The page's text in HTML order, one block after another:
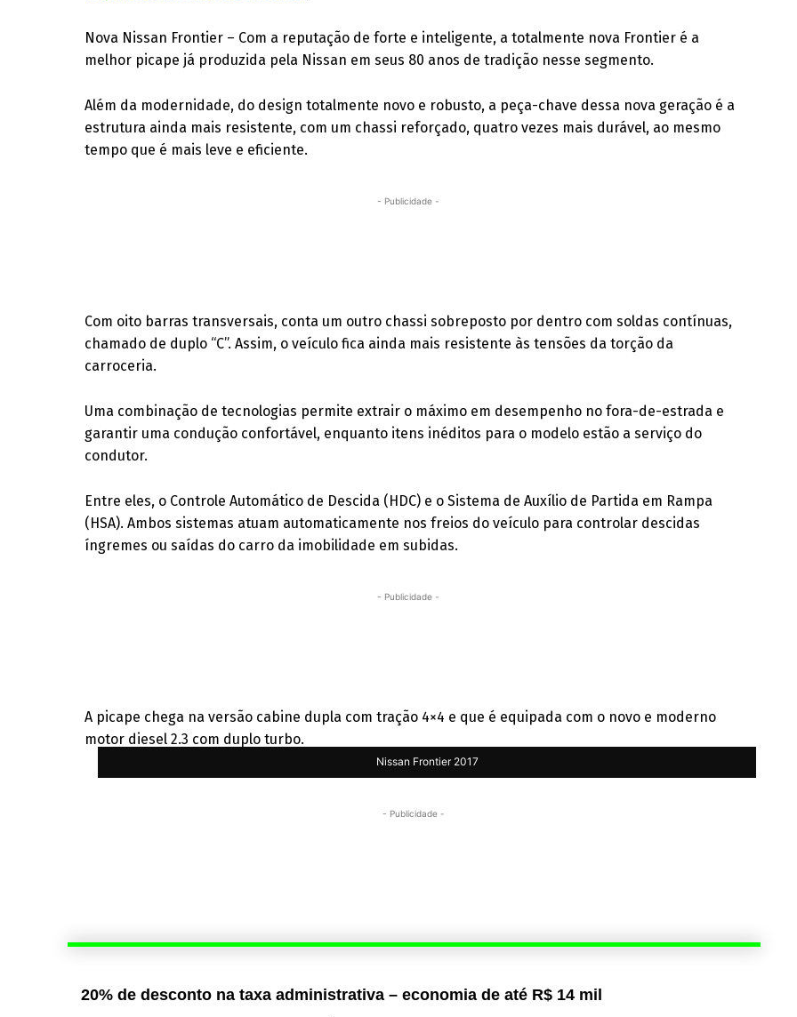
Nova Nissan Frontier – Com a reputação de forte e inteligente, a totalmente nova Frontier é a
melhor picape já produzida pela Nissan em seus 80 anos de tradição nesse segmento.
Além da modernidade, do design totalmente novo e robusto, a peça-chave dessa nova geração é a
estrutura ainda mais resistente, com um chassi reforçado, quatro vezes mais durável, ao mesmo
tempo que é mais leve e eficiente.
- Publicidade -
Com oito barras transversais, conta um outro chassi sobreposto por dentro com soldas contínuas,
chamado de duplo “C”. Assim, o veículo fica ainda mais resistente às tensões da torção da
carroceria.
Uma combinação de tecnologias permite extrair o máximo em desempenho no fora-de-estrada e
garantir uma condução confortável, enquanto itens inéditos para o modelo estão a serviço do
condutor.
Entre eles, o Controle Automático de Descida (HDC) e o Sistema de Auxílio de Partida em Rampa
(HSA). Ambos sistemas atuam automaticamente nos freios do veículo para controlar descidas
íngremes ou saídas do carro da imobilidade em subidas.
- Publicidade -
A picape chega na versão cabine dupla com tração 4×4 e que é equipada com o novo e moderno
motor diesel 2.3 com duplo turbo.
Nissan Frontier 2017
- Publicidade -
20% de desconto na taxa administrativa – economia de até R$ 14 mil